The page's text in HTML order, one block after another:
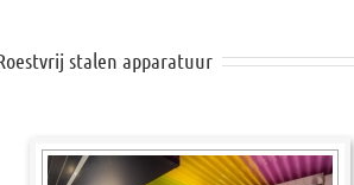
stalen apparatuur